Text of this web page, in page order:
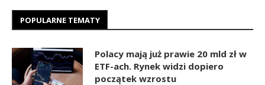
POPULARNE TEMATY
Polacy mają już prawie 20 mld zł w
ETF-ach. Rynek widzi dopiero
początek wzrostu